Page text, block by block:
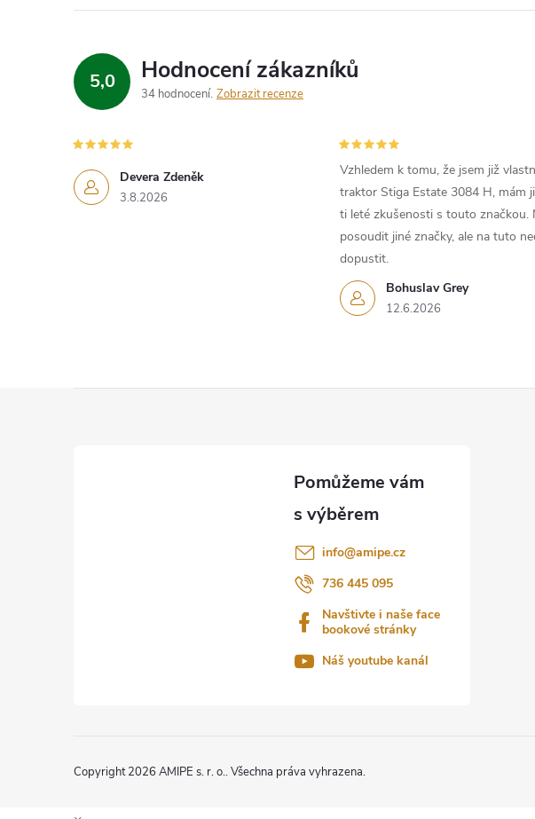
5,0 Hodnocení zákazníků
34 hodnocení Zobrazit recenze
Devera Zdeněk
3.8.2026
Bohuslav Grey
12.6.2026
Vzhledem k tomu, že jsem již
traktor Stiga Estate 3084 H, mám
ti leté zkušenosti s touto značkou.
posoudit jiné značky, ale na tuto
dopustit.
info@amipe.cz
736 445 095
Navštivte i naše face
bookové stránky
Náš youtube kanál
Copyright 2026 AMIPE s. r. o.. Všechna práva vyhrazena.